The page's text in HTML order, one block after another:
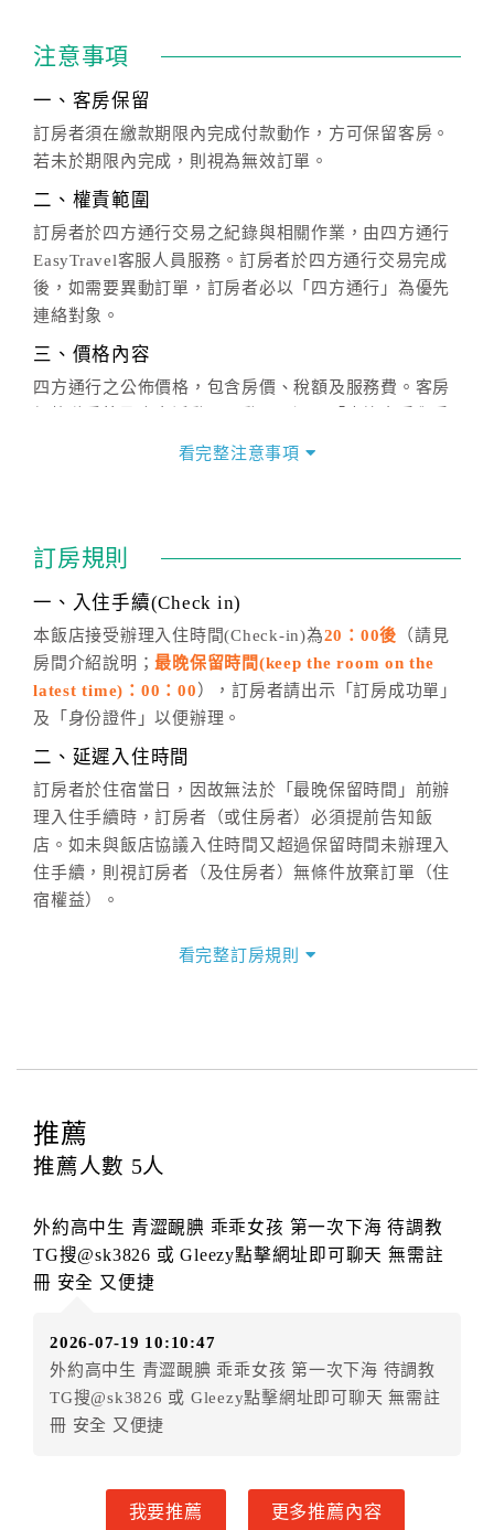
注意事項
一、客房保留
訂房者須在繳款期限內完成付款動作，方可保留客房。
若未於期限內完成，則視為無效訂單。
二、權責範圍
訂房者於四方通行交易之紀錄與相關作業，由四方通行
EasyTravel客服人員服務。訂房者於四方通行交易完成
後，如需要異動訂單，訂房者必以「四方通行」為優先
連絡對象。
三、價格內容
四方通行之公佈價格，包含房價、稅額及服務費。客房
價」之當日價格為標準。
話方式異動訂單。
※非客服時間之申辦異動，皆為次日計算及辦理。
五、客服時間
週一至週日，上午9:00～晚上6:00
六、聯絡方式
(07)9682715 。
看完整注意事項
訂房規則
一、入住手續(Check in)
本飯店接受辦理入住時間(Check-in)為20：00後 （請見
房間介紹說明；最晚保留時間(keep the room on the
latest time)：00：00 ），訂房者請出示「訂房成功單」
及「身份證件」以便辦理。
二、延遲入住時間
訂房者於住宿當日，因故無法於「最晚保留時間」前辦
理入住手續時，訂房者（或住房者）必須提前告知飯
店。如未與飯店協議入住時間又超過保留時間未辦理入
住手續，則視訂房者（及住房者）無條件放棄訂單（住
宿權益）。
四、訂單異動
提出申辦不得異動訂單。
每筆訂單異動限定
辦理取消退款。
房者應補足差額。（限原訂飯店）
訂單異動後，訂單費用總計小於原訂單費用總計時，訂
房者不得要求退其差額。（限原訂飯店）
．訂房者因故辦理訂單異動，本飯店可接受保留住宿金
額12個月限原訂飯店），異動完成後不得辦理取消退
款。（提出申辦日為保留起算日）
件放棄訂單（住宿權益）。 （限原訂飯店使用）
看完整訂房規則
推薦
推薦人數 5人
外約高中生 青澀靦腆 乖乖女孩 第一次下海 待調教
TG搜@sk3826 或 Gleezy點擊網址即可聊天 無需註
冊 安全 又便捷
2026-07-19 10:10:47
外約高中生 青澀靦腆 乖乖女孩 第一次下海 待調教
TG搜@sk3826 或 Gleezy點擊網址即可聊天 無需註
冊 安全 又便捷
我要推薦 更多推薦內容